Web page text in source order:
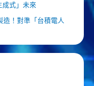
成式」未來
造！對準「台積電人